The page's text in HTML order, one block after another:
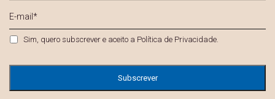
mail
Privacidade *
Sim, quero subscrever e aceito a Política de Privacidade.